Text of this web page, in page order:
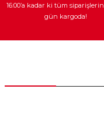
16:00’a kadar ki tüm
gün kargoda!